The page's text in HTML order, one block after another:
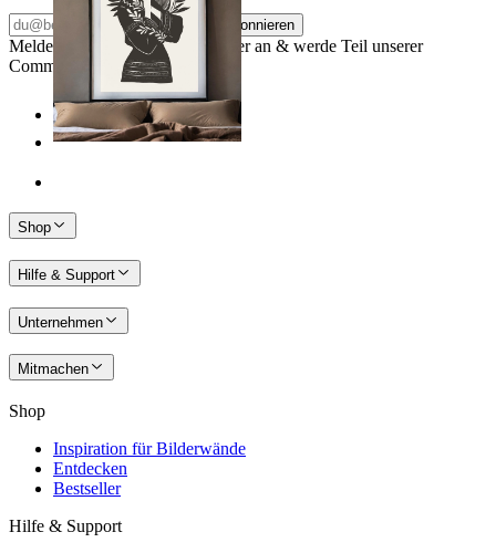
Abonnieren
Melde dich für unseren Newsletter an & werde Teil unserer
Community
Shop
Hilfe & Support
Unternehmen
Mitmachen
Shop
Inspiration für Bilderwände
Entdecken
Bestseller
Hilfe & Support